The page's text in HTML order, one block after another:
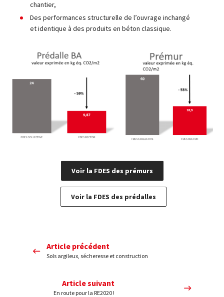
chantier,
Des performances structurelle de l’ouvrage inchangé
et identique à des produits en béton classique.
Voir la FDES des prémurs
Voir la FDES des prédalles
Article précédent
Sols argileux, sécheresse et construction
Article suivant
En route pour la RE2020 !